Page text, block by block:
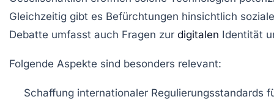
Gleichzeitig gibt es Befürchtungen hinsichtlich
Debatte umfasst auch Fragen zur digitalen Identität
Folgende Aspekte sind besonders relevant:
Schaffung internationaler Regulierungsstandards